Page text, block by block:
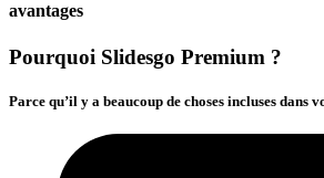
avantages
Pourquoi Slidesgo Premium ?
Parce qu’il y a beaucoup de choses incluses dans